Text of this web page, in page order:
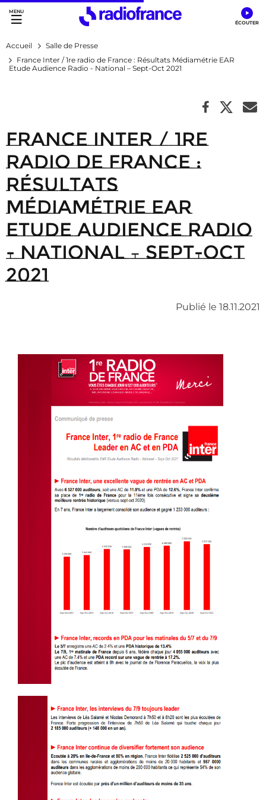
Accès direct :
Menu principal
Contenu
Accueil
Salle de Presse
France Inter / 1re radio de France : Résultats Médiamétrie EAR
Etude Audience Radio - National – Sept-Oct 2021
France Inter / 1re
radio de France :
Résultats
Médiamétrie EAR
Etude Audience Radio
- National – Sept-Oct
2021
Publié le 18.11.2021